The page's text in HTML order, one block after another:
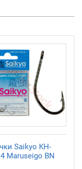
Saikyo KH-
Maruseigo BN